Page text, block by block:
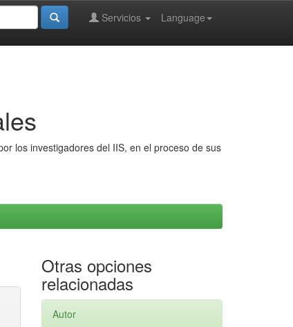
Language
Servicios
los investigadores del IIS, en el proceso de sus
Otras opciones
relacionadas
Autor